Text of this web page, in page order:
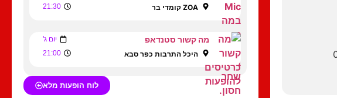
ZOA קומדי בר 21:30
מה קשור סטנדאפ יום ג'
היכל התרבות כפר סבא 21:00
לוח הופעות מלא